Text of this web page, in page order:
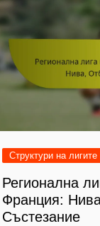
Структури на
Регионална
Франция:
Състезание